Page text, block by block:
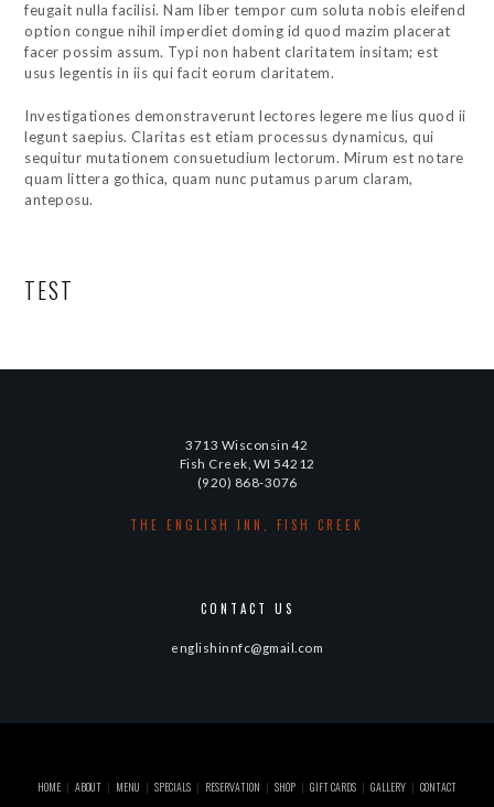
feugait nulla facilisi. Nam liber tempor cum soluta nobis eleifend
option congue nihil imperdiet doming id quod mazim placerat
facer possim assum. Typi non habent claritatem insitam; est
usus legentis in iis qui facit eorum claritatem.
Investigationes demonstraverunt lectores legere me lius quod ii
legunt saepius. Claritas est etiam processus dynamicus, qui
sequitur mutationem consuetudium lectorum. Mirum est notare
quam littera gothica, quam nunc putamus parum claram,
anteposu.
TEST
3713 Wisconsin 42
Fish Creek, WI 54212
(920) 868-3076
THE ENGLISH INN, FISH CREEK
CONTACT US
englishinnfc@gmail.com
HOME ABOUT MENU SPECIALS RESERVATION SHOP GIFT CARDS GALLERY CONTACT